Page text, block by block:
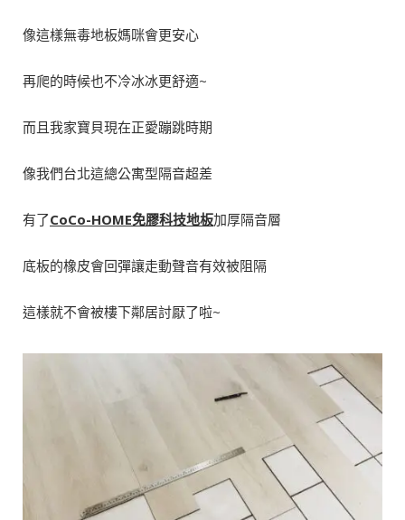
像這樣無毒地板媽咪會更安心
再爬的時候也不冷冰冰更舒適~
而且我家寶貝現在正愛蹦跳時期
像我們台北這總公寓型隔音超差
有了CoCo-HOME免膠科技地板加厚隔音層
底板的橡皮會回彈讓走動聲音有效被阻隔
這樣就不會被樓下鄰居討厭了啦~